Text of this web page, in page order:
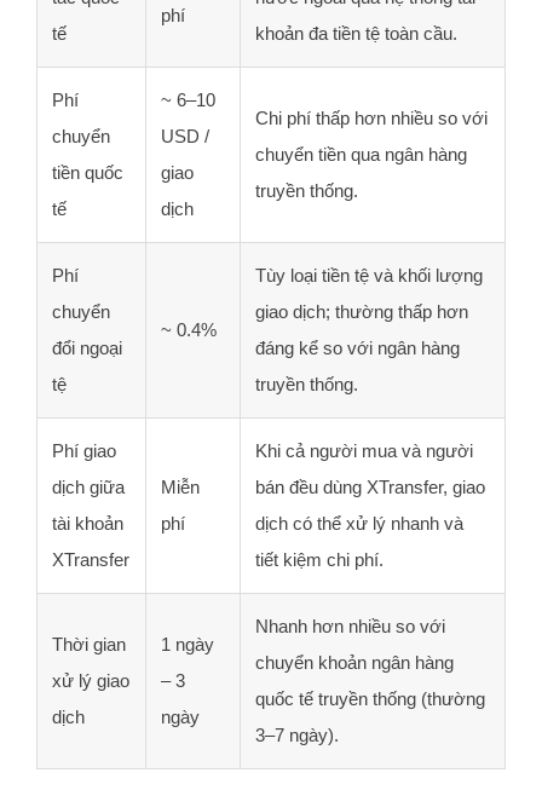
tế
phí
khoản đa tiền tệ toàn cầu.
Phí
chuyển
tiền quốc
tế
~ 6–10
USD /
giao
dịch
Chi phí thấp hơn nhiều so với
chuyển tiền qua ngân hàng
truyền thống.
Phí
chuyển
đổi ngoại
tệ
~ 0.4%
Tùy loại tiền tệ và khối lượng
giao dịch; thường thấp hơn
đáng kể so với ngân hàng
truyền thống.
Phí giao
dịch giữa
tài khoản
XTransfer
Miễn
phí
Khi cả người mua và người
bán đều dùng XTransfer, giao
dịch có thể xử lý nhanh và
tiết kiệm chi phí.
Thời gian
xử lý giao
dịch
1 ngày
– 3
ngày
Nhanh hơn nhiều so với
chuyển khoản ngân hàng
quốc tế truyền thống (thường
3–7 ngày).